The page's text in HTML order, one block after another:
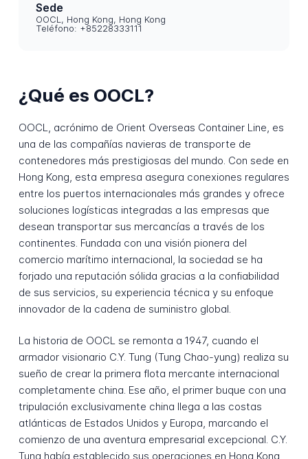
Sede
OOCL, Hong Kong, Hong Kong
Teléfono: +85228333111
¿Qué es OOCL?
OOCL, acrónimo de Orient Overseas Container Line, es
una de las compañías navieras de transporte de
contenedores más prestigiosas del mundo. Con sede en
Hong Kong, esta empresa asegura conexiones regulares
entre los puertos internacionales más grandes y ofrece
soluciones logísticas integradas a las empresas que
desean transportar sus mercancías a través de los
continentes. Fundada con una visión pionera del
comercio marítimo internacional, la sociedad se ha
forjado una reputación sólida gracias a la confiabilidad
de sus servicios, su experiencia técnica y su enfoque
innovador de la cadena de suministro global.
La historia de OOCL se remonta a 1947, cuando el
armador visionario C.Y. Tung (Tung Chao-yung) realiza su
sueño de crear la primera flota mercante internacional
completamente china. Ese año, el primer buque con una
tripulación exclusivamente china llega a las costas
atlánticas de Estados Unidos y Europa, marcando el
comienzo de una aventura empresarial excepcional. C.Y.
Tung había establecido sus operaciones en Hong Kong